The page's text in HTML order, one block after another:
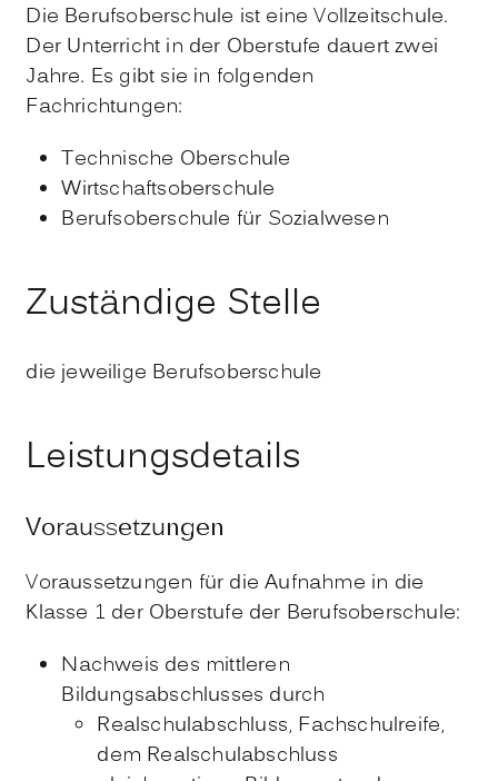
Die Berufsoberschule ist eine Vollzeitschule.
Der Unterricht in der Oberstufe dauert zwei
Jahre. Es gibt sie in folgenden
Fachrichtungen:
Technische Oberschule
Wirtschaftsoberschule
Berufsoberschule für Sozialwesen
Zuständige Stelle
die jeweilige Berufsoberschule
Leistungsdetails
Voraussetzungen
Voraussetzungen für die Aufnahme in die
Klasse 1 der Oberstufe der Berufsoberschule:
Nachweis des mittleren
Bildungsabschlusses durch
Realschulabschluss, Fachschulreife,
dem Realschulabschluss